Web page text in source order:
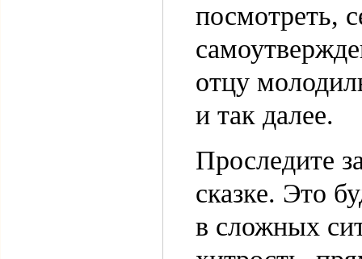
посмотреть,
отцу
и так далее.
Проследите
сказке. Это
в сложных